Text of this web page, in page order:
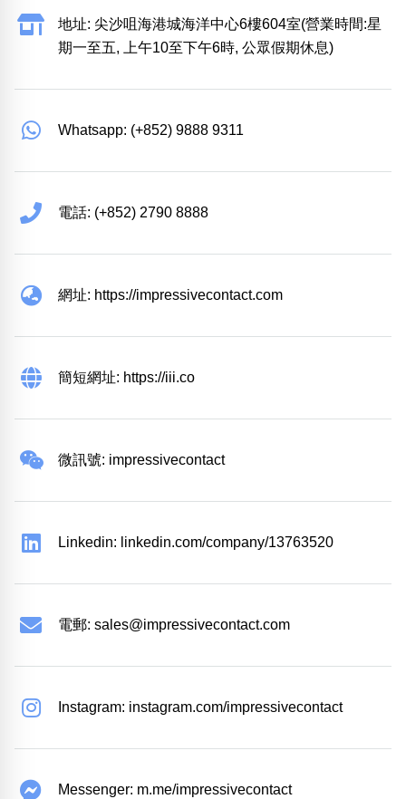
地址: 尖沙咀海港城海洋中心6樓604室(營業時間:星
期一至五, 上午10至下午6時, 公眾假期休息)
Whatsapp: (+852) 9888 9311
電話: (+852) 2790 8888
網址: https://impressivecontact.com
簡短網址: https://iii.co
微訊號: impressivecontact
Linkedin: linkedin.com/company/13763520
電郵: sales@impressivecontact.com
Instagram: instagram.com/impressivecontact
Messenger: m.me/impressivecontact